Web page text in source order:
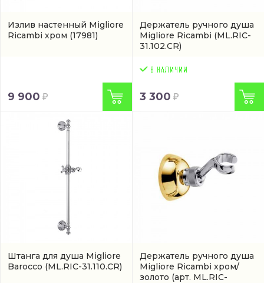
Излив настенный Migliore
Ricambi хром (17981)
9 900
Держатель ручного душа
Migliore Ricambi (ML.RIC-
31.102.CR)
3 300
Штанга для душа Migliore
Barocco (ML.RIC-31.110.CR)
Держатель ручного душа
Migliore Ricambi хром/
золото (арт. ML.RIC-